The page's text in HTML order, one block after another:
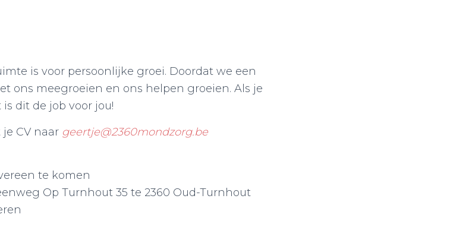
is voor persoonlijke groei. Doordat we een
ons meegroeien en ons helpen groeien. Als je
dit de job voor jou!
CV naar geertje@2360mondzorg.be
te komen
Op Turnhout 35 te 2360 Oud-Turnhout